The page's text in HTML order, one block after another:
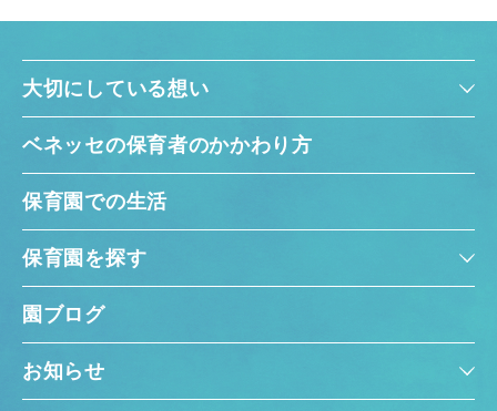
大切にしている想い
ベネッセの保育者のかかわり方
保育園での生活
保育園を探す
園ブログ
お知らせ